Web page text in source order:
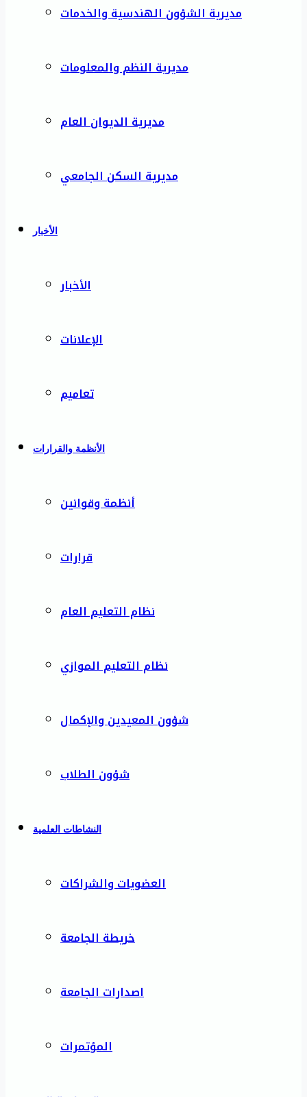
مديرية الشؤون الهندسية والخدمات
مديرية النظم والمعلومات
مديرية الديوان العام
مديرية السكن الجامعي
الأخبار
الأخبار
الإعلانات
تعاميم
الأنظمة والقرارات
أنظمة وقوانين
قرارات
نظام التعليم العام
نظام التعليم الموازي
شؤون المعيدين والإكمال
شؤون الطلاب
النشاطات العلمية
العضويات والشراكات
خريطة الجامعة
اصدارات الجامعة
المؤتمرات